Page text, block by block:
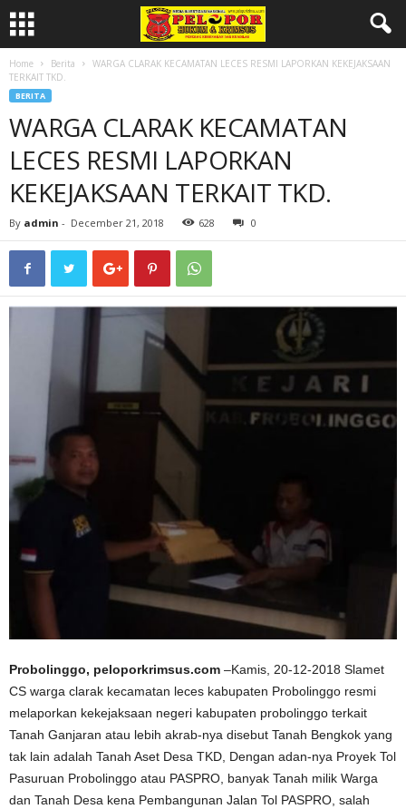
Home Berita
WARGA CLARAK KECAMATAN LECES RESMI LAPORKAN KEKEJAKSAAN
TERKAIT TKD.
BERITA
WARGA CLARAK KECAMATAN
LECES RESMI LAPORKAN
KEKEJAKSAAN TERKAIT TKD.
By admin - December 21, 2018 628 0
Probolinggo, peloporkrimsus.com –Kamis, 20-12-2018 Slamet
CS warga clarak kecamatan leces kabupaten Probolinggo resmi
melaporkan kekejaksaan negeri kabupaten probolinggo terkait
Tanah Ganjaran atau lebih akrab-nya disebut Tanah Bengkok yang
tak lain adalah Tanah Aset Desa TKD, Dengan adan-nya Proyek Tol
Pasuruan Probolinggo atau PASPRO, banyak Tanah milik Warga
dan Tanah Desa kena Pembangunan Jalan Tol PASPRO, salah